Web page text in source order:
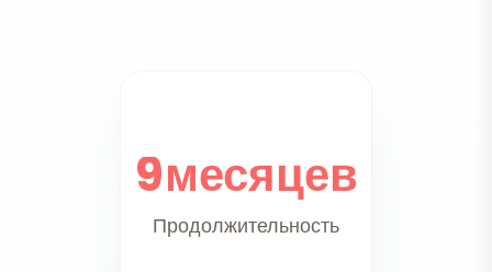
9месяцев
Продолжительность